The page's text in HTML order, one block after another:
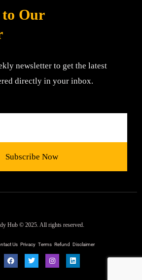
to Our
newsletter to get the latest
directly in your inbox.
Subscribe Now
Hub © 2025. All rights reserved.
Us Privacy Terms Refund Disclaimer
F
a
T
w
I
n
L
i